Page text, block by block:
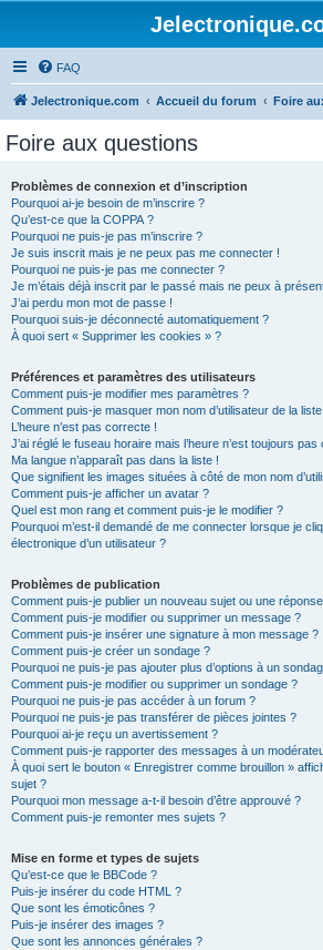
FAQ
Jelectronique.com Accueil du forum Foire
Foire aux questions
Problèmes de connexion et d’inscription
Pourquoi ai-je besoin de m’inscrire ?
Qu’est-ce que la COPPA ?
Pourquoi ne puis-je pas m’inscrire ?
Je suis inscrit mais je ne peux pas me connecter !
Pourquoi ne puis-je pas me connecter ?
Je m’étais déjà inscrit par le passé mais ne peux à
J’ai perdu mon mot de passe !
Pourquoi suis-je déconnecté automatiquement ?
À quoi sert « Supprimer les cookies » ?
Préférences et paramètres des utilisateurs
Comment puis-je modifier mes paramètres ?
Comment puis-je masquer mon nom d’utilisateur de la
L’heure n’est pas correcte !
J’ai réglé le fuseau horaire mais l’heure n’est toujours pas
Ma langue n’apparaît pas dans la liste !
Que signifient les images situées à côté de mon nom
Comment puis-je afficher un avatar ?
Quel est mon rang et comment puis-je le modifier ?
Pourquoi m’est-il demandé de me connecter lorsque je
électronique d’un utilisateur ?
Problèmes de publication
Comment puis-je publier un nouveau sujet ou une
Comment puis-je modifier ou supprimer un message ?
Comment puis-je insérer une signature à mon message ?
Comment puis-je créer un sondage ?
Pourquoi ne puis-je pas ajouter plus d’options à un
Comment puis-je modifier ou supprimer un sondage ?
Pourquoi ne puis-je pas accéder à un forum ?
Pourquoi ne puis-je pas transférer de pièces jointes ?
Pourquoi ai-je reçu un avertissement ?
Comment puis-je rapporter des messages à un
À quoi sert le bouton « Enregistrer comme brouillon »
sujet ?
Pourquoi mon message a-t-il besoin d’être approuvé ?
Comment puis-je remonter mes sujets ?
Mise en forme et types de sujets
Qu’est-ce que le BBCode ?
Puis-je insérer du code HTML ?
Que sont les émoticônes ?
Puis-je insérer des images ?
Que sont les annonces générales ?